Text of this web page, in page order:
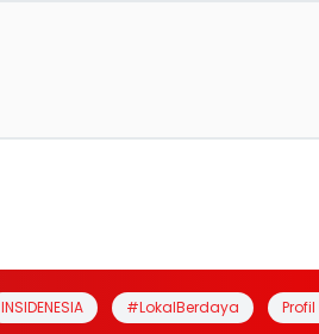
INSIDENESIA #LokalBerdaya